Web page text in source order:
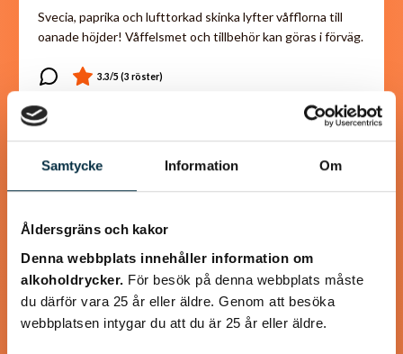
Samtycke Information Om
Åldersgräns och kakor
Denna webbplats innehåller information om
alkoholdrycker. För besök på denna webbplats måste
du därför vara 25 år eller äldre. Genom att besöka
webbplatsen intygar du att du är 25 år eller äldre.
Svecia, paprika och lufttorkad skinka lyfter våfflorna till
oanade höjder! Våffelsmet och tillbehör kan göras i förväg.